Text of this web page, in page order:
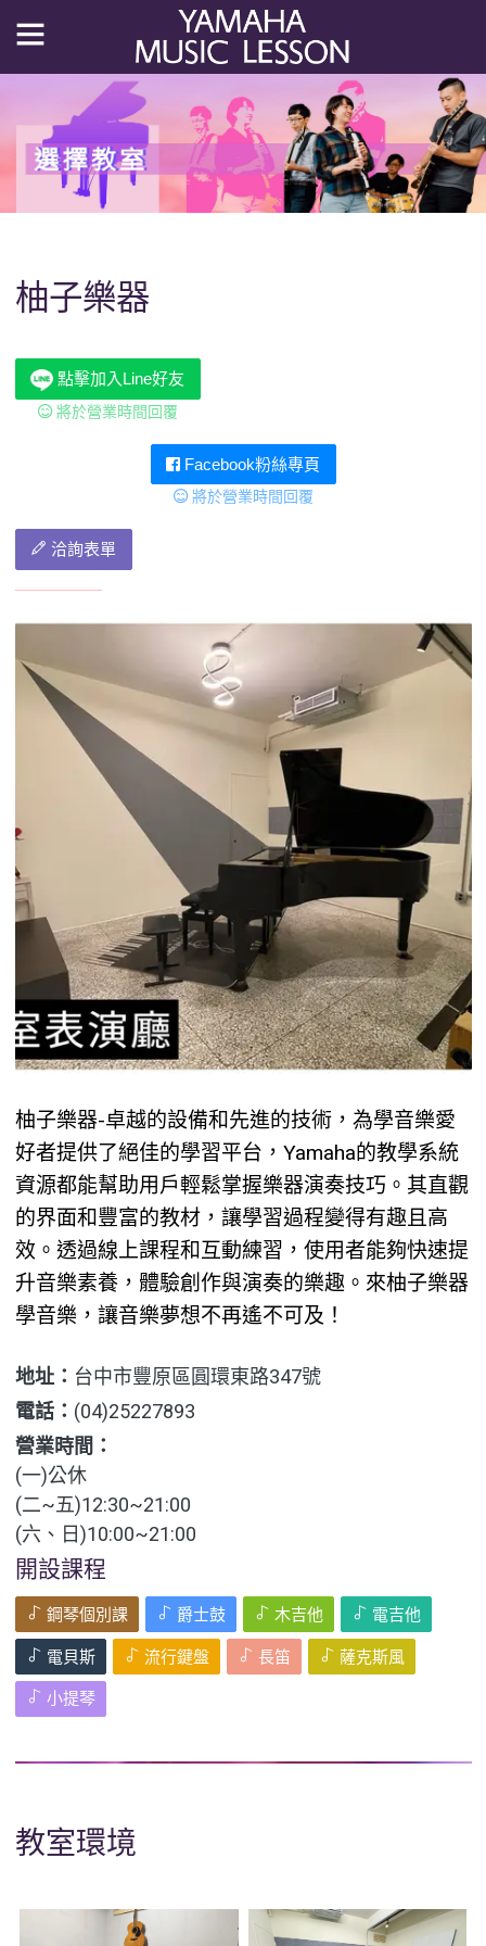
柚子樂器
點擊加入Line好友
將於營業時間回覆
Facebook粉絲專頁
將於營業時間回覆
洽詢表單
柚子樂器-卓越的設備和先進的技術，為學音樂愛
好者提供了絕佳的學習平台，Yamaha的教學系統
資源都能幫助用戶輕鬆掌握樂器演奏技巧。其直觀
的界面和豐富的教材，讓學習過程變得有趣且高
效。透過線上課程和互動練習，使用者能夠快速提
升音樂素養，體驗創作與演奏的樂趣。來柚子樂器
學音樂，讓音樂夢想不再遙不可及！
地址： 台中市豐原區圓環東路347號
電話： (04)25227893
營業時間：
(一)公休
(二~五)12:30~21:00
(六、日)10:00~21:00
開設課程
鋼琴個別課 爵士鼓 木吉他 電吉他
電貝斯 流行鍵盤 長笛 薩克斯風
小提琴
教室環境